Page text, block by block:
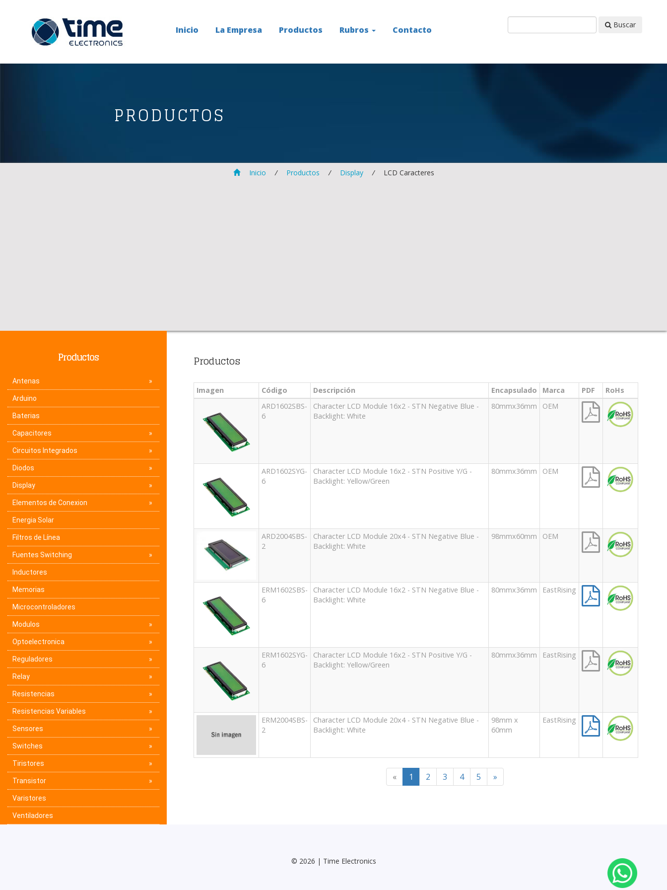
Inicio La Empresa Productos Rubros Contacto Buscar
PRODUCTOS
Inicio / Productos / Display / LCD Caracteres
Productos
Antenas
Arduino
Baterias
Capacitores
Circuitos Integrados
Diodos
Display
Elementos de Conexion
Energia Solar
Filtros de Línea
Fuentes Switching
Inductores
Memorias
Microcontroladores
Modulos
Optoelectronica
Reguladores
Relay
Resistencias
Resistencias Variables
Sensores
Switches
Tiristores
Transistor
Varistores
Ventiladores
Productos
Imagen Código Descripción Encapsulado Marca PDF
RoHs
ARD1602SBS-
6
Character LCD Module 16x2 - STN Negative Blue -
Backlight: White
80mmx36mm OEM
ARD1602SYG-
6
Character LCD Module 16x2 - STN Positive Y/G -
Backlight: Yellow/Green
80mmx36mm OEM
ARD2004SBS-
2
Character LCD Module 20x4 - STN Negative Blue -
Backlight: White
98mmx60mm OEM
ERM1602SBS-
6
Character LCD Module 16x2 - STN Negative Blue -
Backlight: White
80mmx36mm EastRising
ERM1602SYG-
6
Character LCD Module 16x2 - STN Positive Y/G -
Backlight: Yellow/Green
80mmx36mm EastRising
ERM2004SBS-
2
Character LCD Module 20x4 - STN Negative Blue -
Backlight: White
98mm x
60mm
EastRising
« 1 2 3 4 5 »
© 2026 | Time Electronics